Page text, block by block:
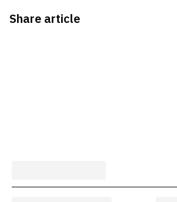
Share article